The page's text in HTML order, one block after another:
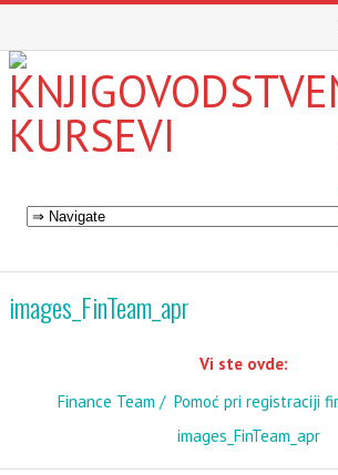
images_FinTeam_apr
Vi ste ovde:
Finance Team
Pomoć pri registraciji
images_FinTeam_apr